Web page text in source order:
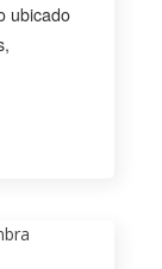
ubicado